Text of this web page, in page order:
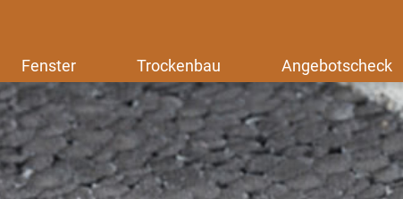
Fenster Trockenbau Angebotscheck